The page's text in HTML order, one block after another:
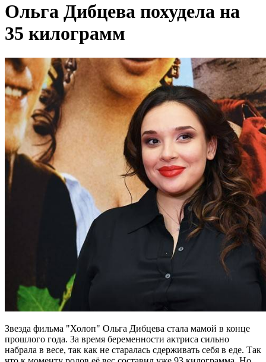
Ольга Дибцева похудела на
35 килограмм
Звезда фильма "Холоп" Ольга Дибцева стала мамой в конце
прошлого года. За время беременности актриса сильно
набрала в весе, так как не старалась сдерживать себя в еде. Так